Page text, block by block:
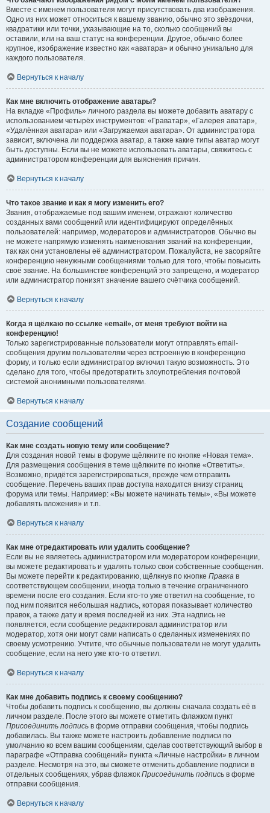
Вместе с именем пользователя могут присутствовать два изображения.
Одно из них может относиться к вашему званию, обычно это звёздочки,
квадратики или точки, указывающие на то, сколько сообщений вы
оставили, или на ваш статус на конференции. Другое, обычно более
крупное, изображение известно как «аватара» и обычно уникально для
каждого пользователя.
Вернуться к началу
Как мне включить отображение аватары?
На вкладке «Профиль» личного раздела вы можете добавить аватару с
использованием четырёх инструментов: «Граватар», «Галерея аватар»,
«Удалённая аватара» или «Загружаемая аватара». От администратора
зависит, включена ли поддержка аватар, а также какие типы аватар могут
быть доступны. Если вы не можете использовать аватары, свяжитесь с
администратором конференции для выяснения причин.
Вернуться к началу
Что такое звание и как я могу изменить его?
Звания, отображаемые под вашим именем, отражают количество
созданных вами сообщений или идентифицируют определённых
пользователей: например, модераторов и администраторов. Обычно вы
не можете напрямую изменять наименования званий на конференции,
так как они установлены её администратором. Пожалуйста, не засоряйте
конференцию ненужными сообщениями только для того, чтобы повысить
своё звание. На большинстве конференций это запрещено, и модератор
или администратор понизят значение вашего счётчика сообщений.
Вернуться к началу
Когда я щёлкаю по ссылке «email», от меня требуют войти на
конференцию!
Только зарегистрированные пользователи могут отправлять email-
сообщения другим пользователям через встроенную в конференцию
форму, и только если администратор включил такую возможность. Это
сделано для того, чтобы предотвратить злоупотребления почтовой
системой анонимными пользователями.
Вернуться к началу
Создание сообщений
Как мне создать новую тему или сообщение?
Для создания новой темы в форуме щёлкните по кнопке «Новая тема».
Для размещения сообщения в теме щёлкните по кнопке «Ответить».
Возможно, придётся зарегистрироваться, прежде чем отправить
сообщение. Перечень ваших прав доступа находится внизу страниц
форума или темы. Например: «Вы можете начинать темы», «Вы можете
добавлять вложения» и т.п.
Вернуться к началу
Как мне отредактировать или удалить сообщение?
Если вы не являетесь администратором или модератором конференции,
вы можете редактировать и удалять только свои собственные сообщения.
Вы можете перейти к редактированию, щёлкнув по кнопке Правка в
соответствующем сообщении, иногда только в течение ограниченного
времени после его создания. Если кто-то уже ответил на сообщение, то
под ним появится небольшая надпись, которая показывает количество
правок, а также дату и время последней из них. Эта надпись не
появляется, если сообщение редактировал администратор или
модератор, хотя они могут сами написать о сделанных изменениях по
своему усмотрению. Учтите, что обычные пользователи не могут удалить
сообщение, если на него уже кто-то ответил.
Вернуться к началу
Как мне добавить подпись к своему сообщению?
Чтобы добавить подпись к сообщению, вы должны сначала создать её в
личном разделе. После этого вы можете отметить флажком пункт
Присоединить подпись в форме отправки сообщения, чтобы подпись
добавилась. Вы также можете настроить добавление подписи по
умолчанию ко всем вашим сообщениям, сделав соответствующий выбор в
параграфе «Отправка сообщений» пункта «Личные настройки» в личном
разделе. Несмотря на это, вы сможете отменить добавление подписи в
отдельных сообщениях, убрав флажок Присоединить подпись в форме
отправки сообщения.
Вернуться к началу